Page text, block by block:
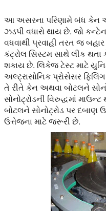
આ અસરના પરિણામે બંધ કેન
ઝડપી વધારો થાય છે. જો
વધવાથી પ્રવાહી તરત જ
કંટ્રોલ સિસ્ટમ સાથે લીક થતા
શકાય છે. લિકેજ ટેસ્ટ માટે
અલ્ટ્રાસોનિક પ્રોસેસર
તે રીતે કેન અથવા બોટલને
સોનોટ્રોડની વિરુદ્ધમાં
બોટલને સોનોટ્રોડ પર દબાણ
ઉત્તેજના માટે જરૂરી છે.